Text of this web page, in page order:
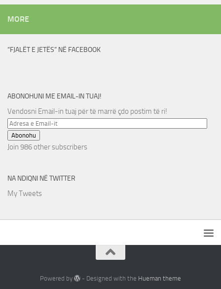
MORE
“FJALËT E JETËS” NË FACEBOOK
ABONOHUNI ME EMAIL-IN TUAJ!
Vendosni Email-in tuaj për të marrë çdo postim të ri!
Adresa
e
Email-
Abonohu
Join 986 other subscribers
NA NDIQNI NË TWITTER
My Tweets
Powered by - Designed with the Hueman theme